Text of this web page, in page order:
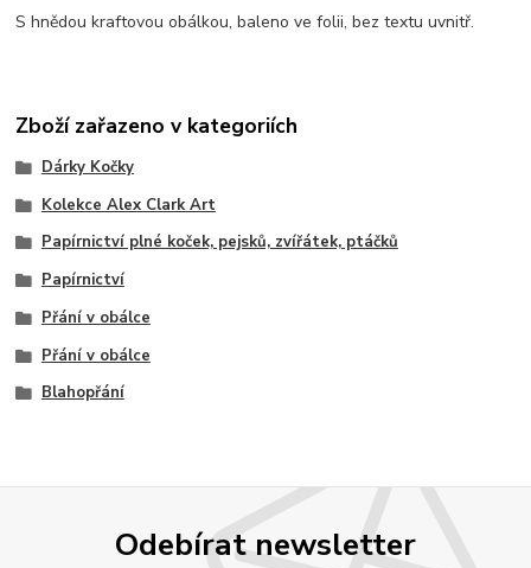
S hnědou kraftovou obálkou, baleno ve folii, bez textu uvnitř.
Zboží zařazeno v kategoriích
Dárky Kočky
Kolekce Alex Clark Art
Papírnictví plné koček, pejsků, zvířátek, ptáčků
Papírnictví
Přání v obálce
Přání v obálce
Blahopřání
Odebírat newsletter